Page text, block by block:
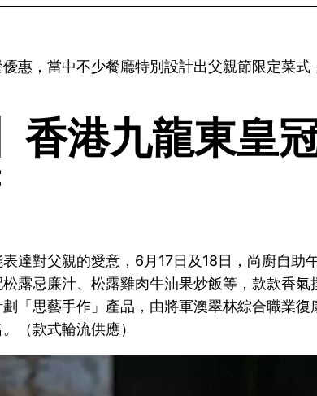
惠，當中不少餐廳特別設計出父親節限定菜式
香港九龍東皇
達對父親的愛意，6月17日及18日，尚廚自
露忌廉汁、松露雞肉牛油果炒飯等，款款香
「思藝手作」產品，由將軍澳翠林綜合職業復
（款式輪流供應）